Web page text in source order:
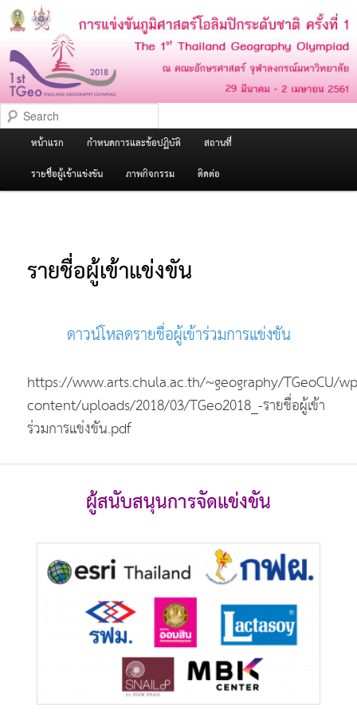
The 1st Thailand Geography
Olympiad
Search
Skip
to
content
หน้าแรก กำหนดการและข้อปฏิบัติ
สถานที่
รายชื่อผู้เข้าแข่งขัน
ภาพกิจกรรม ติดต่อ
รายชื่อผู้เข้าแข่งขัน
ดาวน์โหลดรายชื่อผู้เข้าร่วมการแข่งขัน
https://www.arts.chula.ac.th/~geography/TGeoCU/
content/uploads/2018/03/TGeo2018_-รายชื่อผู้เข้า
ร่วมการแข่งขัน.pdf
ผู้สนับสนุนการจัดแข่งขัน